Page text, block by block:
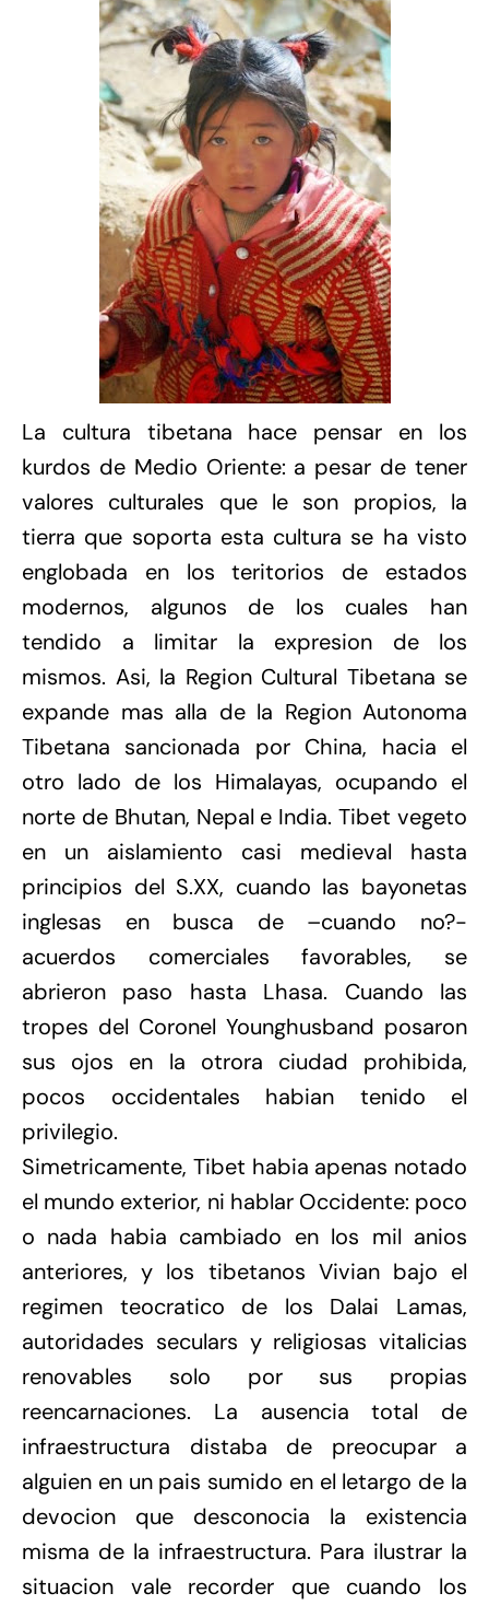
La cultura tibetana hace pensar en los
kurdos de Medio Oriente: a pesar de tener
valores culturales que le son propios, la
tierra que soporta esta cultura se ha visto
englobada en los teritorios de estados
modernos, algunos de los cuales han
tendido a limitar la expresion de los
mismos. Asi, la Region Cultural Tibetana se
expande mas alla de la Region Autonoma
Tibetana sancionada por China, hacia el
otro lado de los Himalayas, ocupando el
norte de Bhutan, Nepal e India. Tibet vegeto
en un aislamiento casi medieval hasta
principios del S.XX, cuando las bayonetas
inglesas en busca de –cuando no?-
acuerdos comerciales favorables, se
abrieron paso hasta Lhasa. Cuando las
tropes del Coronel Younghusband posaron
sus ojos en la otrora ciudad prohibida,
pocos occidentales habian tenido el
privilegio.
Simetricamente, Tibet habia apenas notado
el mundo exterior, ni hablar Occidente: poco
o nada habia cambiado en los mil anios
anteriores, y los tibetanos Vivian bajo el
regimen teocratico de los Dalai Lamas,
autoridades seculars y religiosas vitalicias
renovables solo por sus propias
reencarnaciones. La ausencia total de
infraestructura distaba de preocupar a
alguien en un pais sumido en el letargo de la
devocion que desconocia la existencia
misma de la infraestructura. Para ilustrar la
situacion vale recorder que cuando los